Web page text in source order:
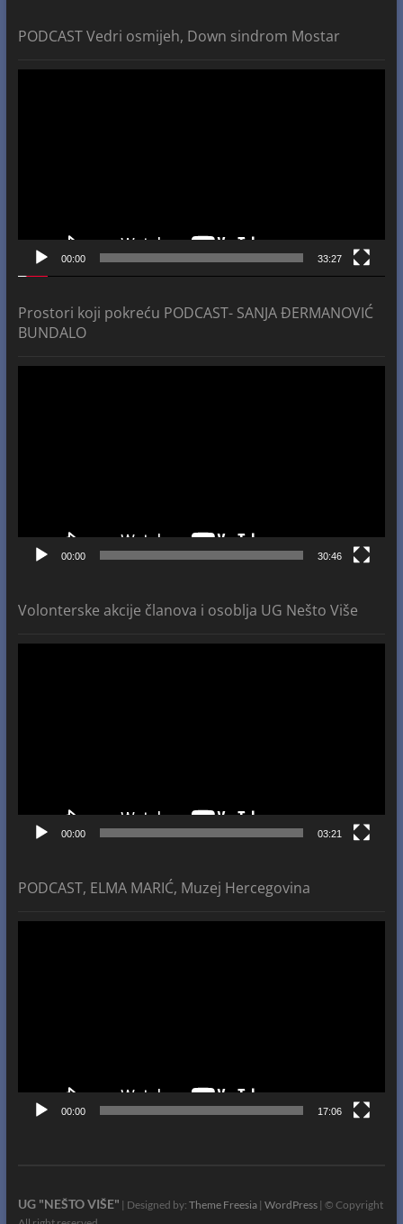
PODCAST Vedri osmijeh, Down sindrom Mostar
00:00 33:27
Prostori koji pokreću PODCAST- SANJA ĐERMANOVIĆ
BUNDALO
00:00 30:46
Volonterske akcije članova i osoblja UG Nešto Više
00:00 03:21
PODCAST, ELMA MARIĆ, Muzej Hercegovina
00:00 17:06
UG "NEŠTO VIŠE" | Designed by: Theme Freesia| WordPress| © Copyright